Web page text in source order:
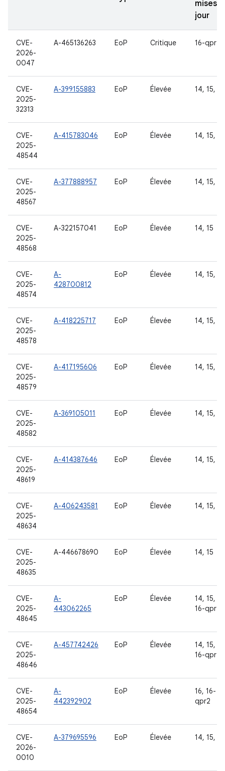
mises à
jour
CVE-
2026-
0047
A-465136263 EoP Critique 16-qpr2
CVE-
2025-
32313
A-399155883 EoP Élevée 14, 15, 16
CVE-
2025-
48544
A-415783046 EoP Élevée 14, 15, 16
CVE-
2025-
48567
A-377888957 EoP Élevée 14, 15, 16
CVE-
2025-
48568
A-322157041 EoP Élevée 14, 15
CVE-
2025-
48574
A-
428700812
EoP Élevée 14, 15, 16
CVE-
2025-
48578
A-418225717 EoP Élevée 14, 15, 16
CVE-
2025-
48579
A-417195606 EoP Élevée 14, 15, 16
CVE-
2025-
48582
A-369105011 EoP Élevée 14, 15, 16
CVE-
2025-
48619
A-414387646 EoP Élevée 14, 15, 16
CVE-
2025-
48634
A-406243581 EoP Élevée 14, 15, 16
CVE-
2025-
48635
A-446678690 EoP Élevée 14, 15
CVE-
2025-
48645
A-
443062265
EoP Élevée
14, 15,
16-qpr2
CVE-
2025-
48646
A-457742426 EoP Élevée
14, 15,
16-qpr2
CVE-
2025-
48654
A-
442392902
EoP Élevée
16, 16-
qpr2
CVE-
2026-
0010
A-379695596 EoP Élevée 14, 15, 16